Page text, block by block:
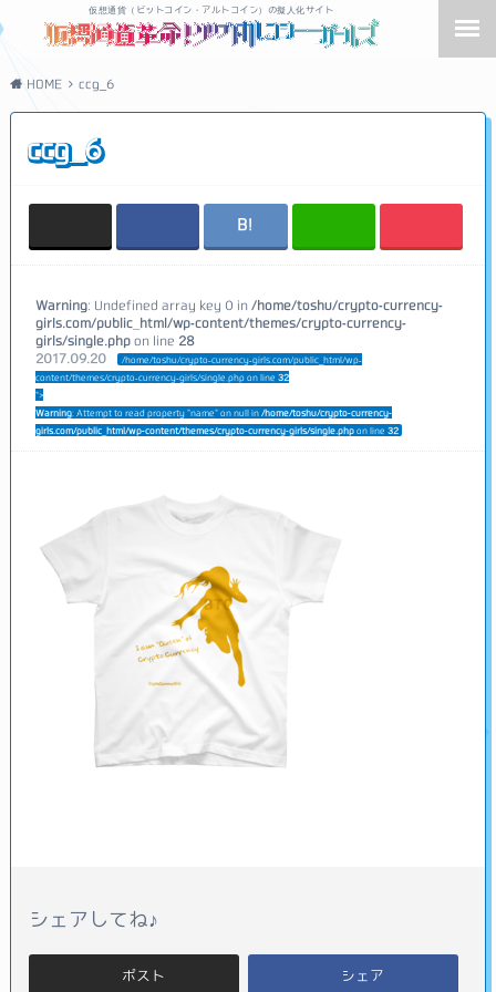
仮想通貨（ビットコイン・アルトコイン）の擬人化サイト
HOME ccg_6
ccg_6
Warning: Undefined array key 0 in /home/toshu/crypto-currency-
girls.com/public_html/wp-content/themes/crypto-currency-
girls/single.php on line 28
2017.09.20
/home/toshu/crypto-currency-girls.com/public_html/wp-
content/themes/crypto-currency-girls/single.php on line32
">
Warning: Attempt to read property "name" on null in /home/toshu/crypto-currency-
girls.com/public_html/wp-content/themes/crypto-currency-girls/single.php on line32
シェアしてね♪
ポスト シェア